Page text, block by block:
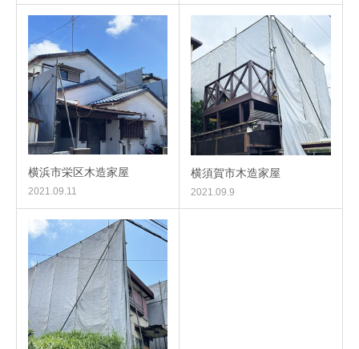
横浜市栄区木造家屋
2021.09.11
横須賀市木造家屋
2021.09.9